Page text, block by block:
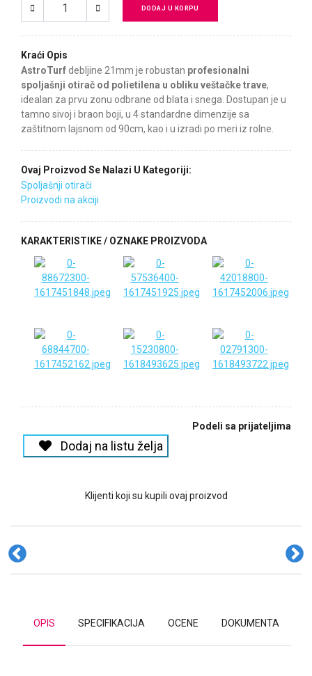
DODAJ U KORPU
Kraći Opis
AstroTurf debljine 21mm je robustan profesionalni
spoljašnji otirač od polietilena u obliku veštačke trave,
idealan za prvu zonu odbrane od blata i snega. Dostupan je u
tamno sivoj i braon boji, u 4 standardne dimenzije sa
zaštitnom lajsnom od 90cm, kao i u izradi po meri iz rolne.
Ovaj Proizvod Se Nalazi U Kategoriji:
Spoljašnji otirači
Proizvodi na akciji
KARAKTERISTIKE / OZNAKE PROIZVODA
Podeli sa prijateljima
Dodaj na listu želja
Klijenti koji su kupili ovaj proizvod
OPIS SPECIFIKACIJA OCENE DOKUMENTA